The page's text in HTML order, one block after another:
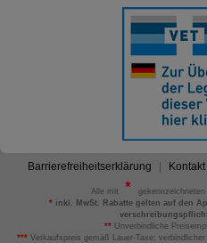
Barrierefreiheitserklärung Kontakt
Alle mit
gekennzeichneten
*inkl. MwSt. Rabatte gelten auf den
** Unverbindliche
*** Verkaufspreis gemäß Lauer-Taxe;